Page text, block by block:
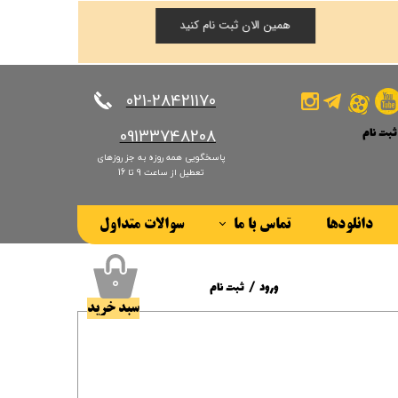
​​​​​​​021-28421170
​​​​​​​09133748208
پاسخگویی همه روزه به جز روزهای
تعطیل از ساعت 9 تا 16
دانلودها تماس با ما سوالات متداول
ثبت نام
من
واژه
همین الان ثبت نام کنید
۰
سبد خرید
ورود / ثبت نام
حساب کاربری من